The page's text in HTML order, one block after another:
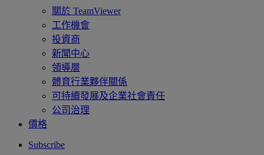
關於 TeamViewer
工作機會
投資商
新聞中心
領導層
體育行業夥伴關係
可持續發展及企業社會責任
公司治理
價格
Subscribe